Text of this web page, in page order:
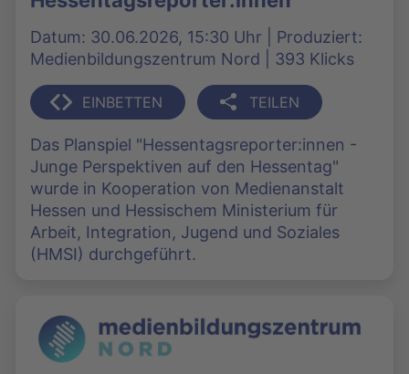
Datum: 30.06.2026, 15:30 Uhr | Produziert:
Medienbildungszentrum Nord | 393 Klicks
EINBETTEN TEILEN
Das Planspiel "Hessentagsreporter:innen -
Junge Perspektiven auf den Hessentag"
wurde in Kooperation von Medienanstalt
Hessen und Hessischem Ministerium für
Arbeit, Integration, Jugend und Soziales
(HMSI) durchgeführt.